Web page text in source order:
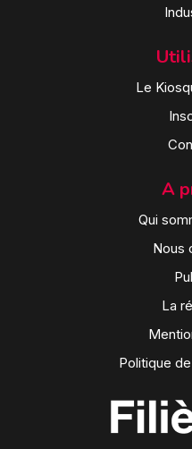
Le
A
Qui
Nous
La
Politique